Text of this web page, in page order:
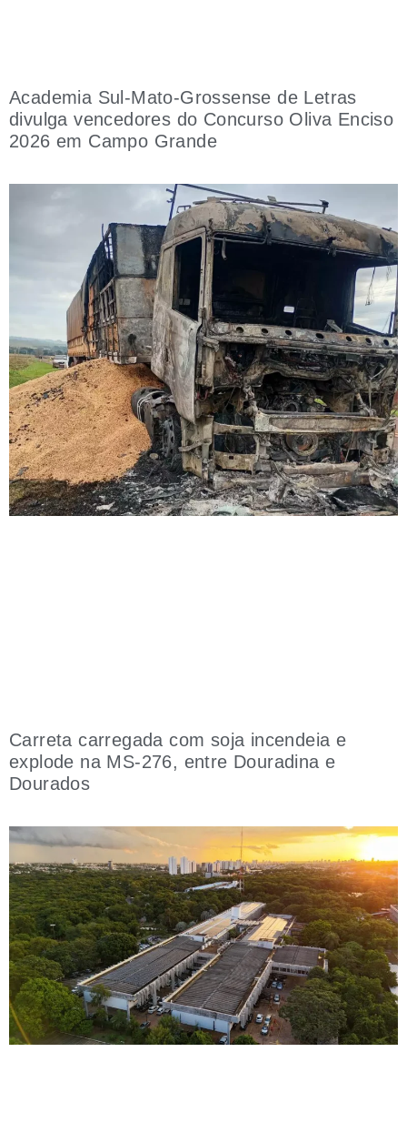
Academia Sul-Mato-Grossense de Letras
divulga vencedores do Concurso Oliva Enciso
2026 em Campo Grande
Carreta carregada com soja incendeia e
explode na MS-276, entre Douradina e
Dourados